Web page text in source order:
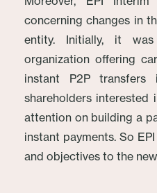
concerning changes in
entity. Initially, it
organization offering
instant P2P transfers
shareholders
attention on building a
instant payments. So
and objectives to the